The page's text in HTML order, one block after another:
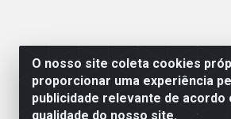
O nosso site coleta cookies
proporcionar uma experiência
publicidade relevante de
qualidade do nosso site.
NOBREDO